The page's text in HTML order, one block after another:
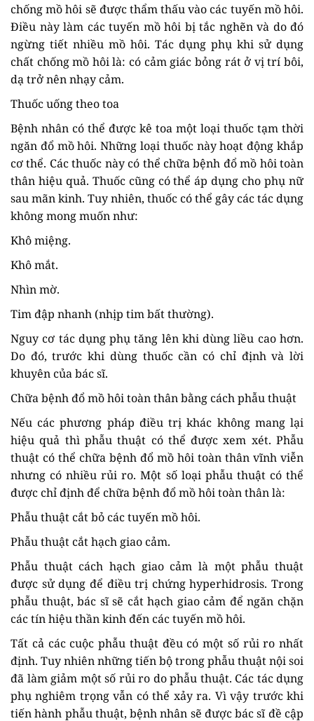
chống mồ hôi sẽ được thẩm thấu vào các tuyến mồ hôi.
Điều này làm các tuyến mồ hôi bị tắc nghẽn và do đó
ngừng tiết nhiều mồ hôi. Tác dụng phụ khi sử dụng
chất chống mồ hôi là: có cảm giác bỏng rát ở vị trí bôi,
dạ trở nên nhạy cảm.
Thuốc uống theo toa
Bệnh nhân có thể được kê toa một loại thuốc tạm thời
ngăn đổ mồ hôi. Những loại thuốc này hoạt động khắp
cơ thể. Các thuốc này có thể chữa bệnh đổ mồ hôi toàn
thân hiệu quả. Thuốc cũng có thể áp dụng cho phụ nữ
sau mãn kinh. Tuy nhiên, thuốc có thể gây các tác dụng
không mong muốn như:
Khô miệng.
Khô mắt.
Nhìn mờ.
Tim đập nhanh (nhịp tim bất thường).
Nguy cơ tác dụng phụ tăng lên khi dùng liều cao hơn.
Do đó, trước khi dùng thuốc cần có chỉ định và lời
khuyên của bác sĩ.
Chữa bệnh đổ mồ hôi toàn thân bằng cách phẫu thuật
Nếu các phương pháp điều trị khác không mang lại
hiệu quả thì phẫu thuật có thể được xem xét. Phẫu
thuật có thể chữa bệnh đổ mồ hôi toàn thân vĩnh viễn
nhưng có nhiều rủi ro. Một số loại phẫu thuật có thể
được chỉ định để chữa bệnh đổ mồ hôi toàn thân là:
Phẫu thuật cắt bỏ các tuyến mồ hôi.
Phẫu thuật cắt hạch giao cảm.
Phẫu thuật cách hạch giao cảm là một phẫu thuật
được sử dụng để điều trị chứng hyperhidrosis. Trong
phẫu thuật, bác sĩ sẽ cắt hạch giao cảm để ngăn chặn
các tín hiệu thần kinh đến các tuyến mồ hôi.
Tất cả các cuộc phẫu thuật đều có một số rủi ro nhất
định. Tuy nhiên những tiến bộ trong phẫu thuật nội soi
đã làm giảm một số rủi ro do phẫu thuật. Các tác dụng
phụ nghiêm trọng vẫn có thể xảy ra. Vì vậy trước khi
tiến hành phẫu thuật, bệnh nhân sẽ được bác sĩ đề cập